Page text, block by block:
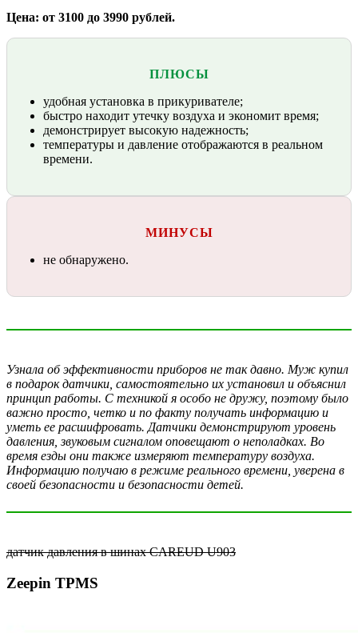
Цена: от 3100 до 3990 рублей.
ПЛЮСЫ
удобная установка в прикуривателе;
быстро находит утечку воздуха и экономит время;
демонстрирует высокую надежность;
температуры и давление отображаются в реальном
времени.
МИНУСЫ
не обнаружено.
Узнала об эффективности приборов не так давно. Муж купил
в подарок датчики, самостоятельно их установил и объяснил
принцип работы. С техникой я особо не дружу, поэтому было
важно просто, четко и по факту получать информацию и
уметь ее расшифровать. Датчики демонстрируют уровень
давления, звуковым сигналом оповещают о неполадках. Во
время езды они также измеряют температуру воздуха.
Информацию получаю в режиме реального времени, уверена в
своей безопасности и безопасности детей.
датчик давления в шинах CAREUD U903
Zeepin TPMS